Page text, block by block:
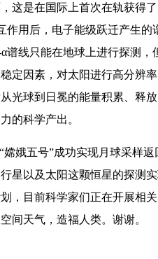
这是在国际上首次在轨获得
作用后，电子能级跃迁产生
谱线只能在地球上进行探测
定因素，对太阳进行高分辨
光球到日冕的能量积累、释
的科学产出。
嫦娥五号”成功实现月球采样
星以及太阳这颗恒星的探测
，目前科学家们正在开展相
间天气，造福人类。谢谢。